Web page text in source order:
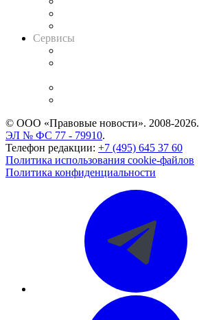
Сервисы
© ООО «Правовые новости». 2008-2026.
ЭЛ № ФС 77 - 79910.
Телефон редакции: +7 (495) 645 37 60
Политика использования cookie-файлов
Политика конфиденциальности